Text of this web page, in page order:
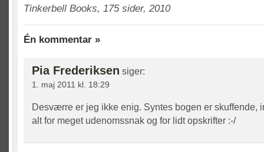
Tinkerbell Books, 175 sider, 2010
Én kommentar »
Pia Frederiksen siger:
1. maj 2011 kl. 18:29
Desværre er jeg ikke enig. Syntes bogen er skuffende,
alt for meget udenomssnak og for lidt opskrifter :-/